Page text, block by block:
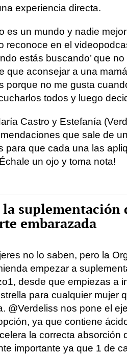
experiencia directa.
es un mundo y nadie
reconoce en el
estás buscando’ que
que aconsejar a una
porque no me gusta
todos y luego
Castro y Estefanía
que sale de
para que cada una las
un ojo y toma nota!
la
embarazada
no lo saben, pero la
empezar a
1, desde que empiezas a
para cualquier mujer
@Verdeliss nos pone el
ya que contiene
la correcta absorción
importante ya que 1 de